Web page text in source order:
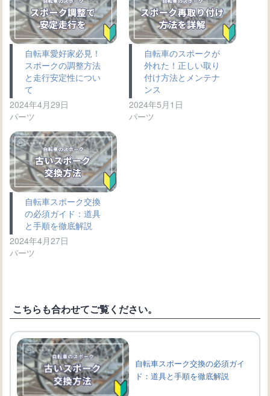
自転車愛好家必見！
スポークの調整方法
と走行安定性につい
て
2024年4月29日
パーツ
自転車のスポークが
外れた！正しい取り
付け方法とメンテナ
ンス
2024年5月1日
パーツ
自転車スポーク交換
の必須ガイド：道具
と手順を徹底解説
2024年4月27日
パーツ
こちらも合わせてご覧ください。
自転車スポーク交換の必須ガイ
ド：道具と手順を徹底解説